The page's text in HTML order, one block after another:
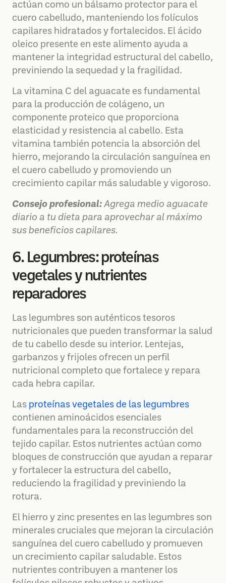
actúan como un bálsamo protector para el
cuero cabelludo, manteniendo los folículos
capilares hidratados y fortalecidos. El ácido
oleico presente en este alimento ayuda a
mantener la integridad estructural del cabello,
previniendo la sequedad y la fragilidad.
La vitamina C del aguacate es fundamental
para la producción de colágeno, un
componente proteico que proporciona
elasticidad y resistencia al cabello. Esta
vitamina también potencia la absorción del
hierro, mejorando la circulación sanguínea en
el cuero cabelludo y promoviendo un
crecimiento capilar más saludable y vigoroso.
Consejo profesional: Agrega medio aguacate
diario a tu dieta para aprovechar al máximo
sus beneficios capilares.
6. Legumbres: proteínas
vegetales y nutrientes
reparadores
Las legumbres son auténticos tesoros
nutricionales que pueden transformar la salud
de tu cabello desde su interior. Lentejas,
garbanzos y frijoles ofrecen un perfil
nutricional completo que fortalece y repara
cada hebra capilar.
Las proteínas vegetales de las legumbres
contienen aminoácidos esenciales
fundamentales para la reconstrucción del
tejido capilar. Estos nutrientes actúan como
bloques de construcción que ayudan a reparar
y fortalecer la estructura del cabello,
reduciendo la fragilidad y previniendo la
rotura.
El hierro y zinc presentes en las legumbres son
minerales cruciales que mejoran la circulación
sanguínea del cuero cabelludo y promueven
un crecimiento capilar saludable. Estos
nutrientes contribuyen a mantener los